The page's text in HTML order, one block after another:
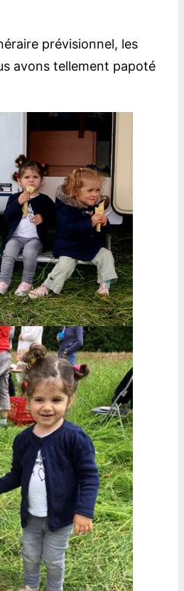
prévisionnel, les
avons tellement papoté